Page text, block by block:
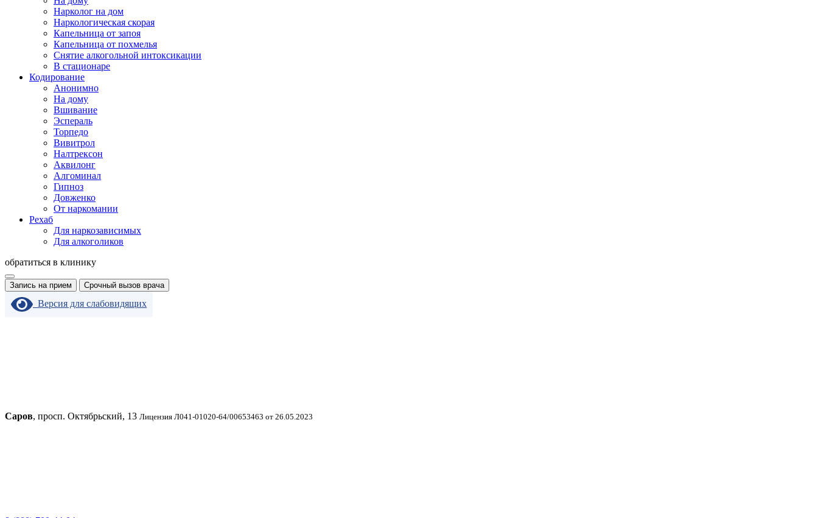
Нарколог на дом
Наркологическая скорая
Капельница от запоя
Капельница от похмелья
Снятие алкогольной интоксикации
В стационаре
Кодирование
Анонимно
На дому
Вшивание
Эспераль
Торпедо
Вивитрол
Налтрексон
Аквилонг
Алгоминал
Гипноз
Довженко
От наркомании
Рехаб
Для наркозависимых
Для алкоголиков
обратиться в клинику
Запись на прием Срочный вызов врача
Версия для слабовидящих
Саров, просп. Октябрьский, 13 Лицензия Л041-01020-64/00653463 от 26.05.2023